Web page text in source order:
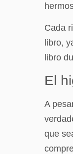
Cada
libro,
libro
El
A
que